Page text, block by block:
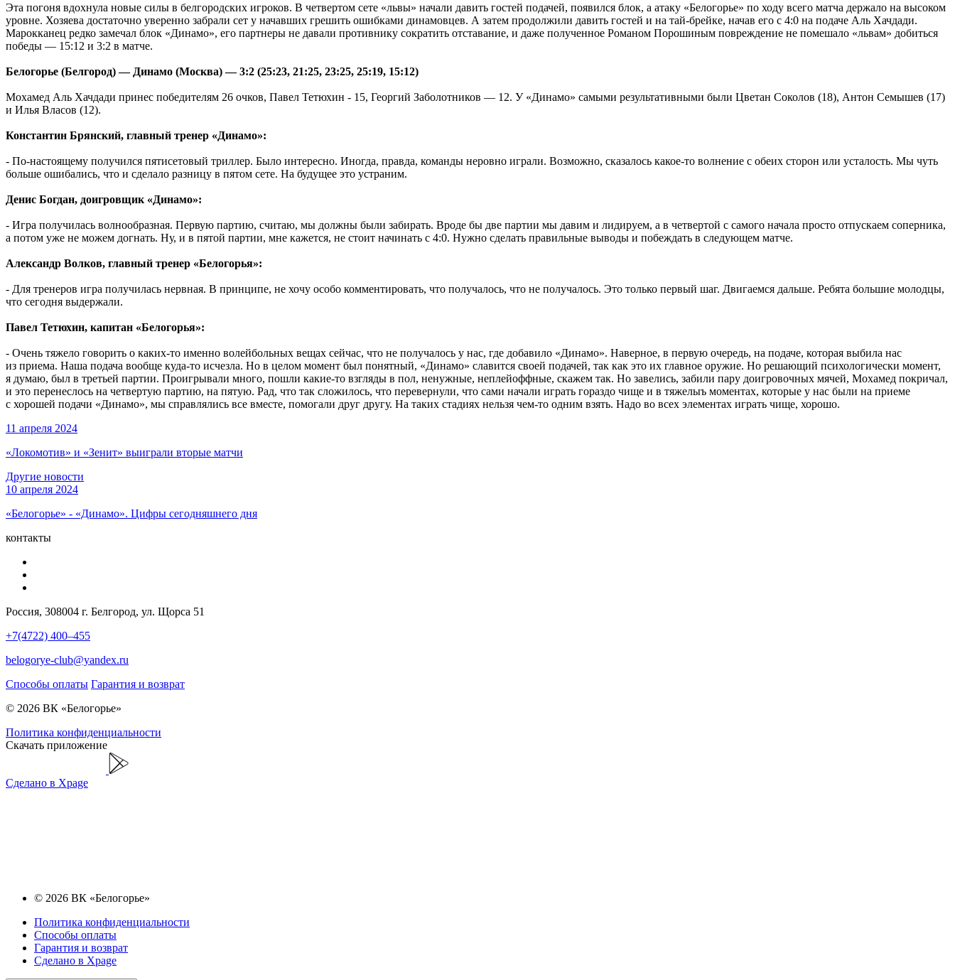
Эта погоня вдохнула новые силы в белгородских игроков. В четвертом сете «львы» начали давить гостей подачей, появился блок, а атаку «Белогорье» по ходу всего матча держало на высоком
уровне. Хозяева достаточно уверенно забрали сет у начавших грешить ошибками динамовцев. А затем продолжили давить гостей и на тай-брейке, начав его с 4:0 на подаче Аль Хачдади.
Марокканец редко замечал блок «Динамо», его партнеры не давали противнику сократить отставание, и даже полученное Романом Порошиным повреждение не помешало «львам» добиться
победы — 15:12 и 3:2 в матче.
Белогорье (Белгород) — Динамо (Москва) — 3:2 (25:23, 21:25, 23:25, 25:19, 15:12)
Мохамед Аль Хачдади принес победителям 26 очков, Павел Тетюхин - 15, Георгий Заболотников — 12. У «Динамо» самыми результативными были Цветан Соколов (18), Антон Семышев (17)
и Илья Власов (12).
Константин Брянский, главный тренер «Динамо»:
- По-настоящему получился пятисетовый триллер. Было интересно. Иногда, правда, команды неровно играли. Возможно, сказалось какое-то волнение с обеих сторон или усталость. Мы чуть
больше ошибались, что и сделало разницу в пятом сете. На будущее это устраним.
Денис Богдан, доигровщик «Динамо»:
- Игра получилась волнообразная. Первую партию, считаю, мы должны были забирать. Вроде бы две партии мы давим и лидируем, а в четвертой с самого начала просто отпускаем соперника,
а потом уже не можем догнать. Ну, и в пятой партии, мне кажется, не стоит начинать с 4:0. Нужно сделать правильные выводы и побеждать в следующем матче.
Александр Волков, главный тренер «Белогорья»:
- Для тренеров игра получилась нервная. В принципе, не хочу особо комментировать, что получалось, что не получалось. Это только первый шаг. Двигаемся дальше. Ребята большие молодцы,
что сегодня выдержали.
Павел Тетюхин, капитан «Белогорья»:
- Очень тяжело говорить о каких-то именно волейбольных вещах сейчас, что не получалось у нас, где добавило «Динамо». Наверное, в первую очередь, на подаче, которая выбила нас
из приема. Наша подача вообще куда-то исчезла. Но в целом момент был понятный, «Динамо» славится своей подачей, так как это их главное оружие. Но решающий психологически момент,
я думаю, был в третьей партии. Проигрывали много, пошли какие-то взгляды в пол, ненужные, неплейоффные, скажем так. Но завелись, забили пару доигровочных мячей, Мохамед покричал,
и это перенеслось на четвертую партию, на пятую. Рад, что так сложилось, что перевернули, что сами начали играть гораздо чище и в тяжелыъ моментах, которые у нас были на приеме
с хорошей подачи «Динамо», мы справлялись все вместе, помогали друг другу. На таких стадиях нельзя чем-то одним взять. Надо во всех элементах играть чище, хорошо.
11 апреля 2024
«Локомотив» и «Зенит» выиграли вторые матчи
Другие новости
10 апреля 2024
«Белогорье» - «Динамо». Цифры сегодняшнего дня
контакты
Россия, 308004 г. Белгород, ул. Щорса 51
+7(4722) 400–455
belogorye-club@yandex.ru
Способы оплаты Гарантия и возврат
© 2026 ВК «Белогорье»
Политика конфиденциальности
Скачать приложение
Сделано в Xpage
© 2026 ВК «Белогорье»
Политика конфиденциальности
Способы оплаты
Гарантия и возврат
Сделано в Xpage